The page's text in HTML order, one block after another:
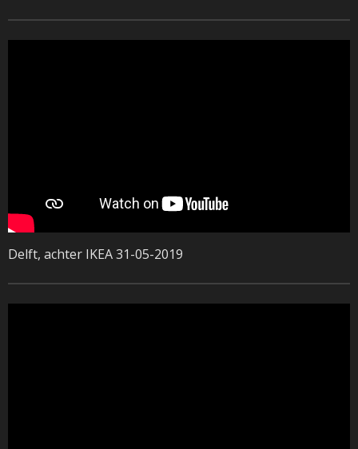
Delft, achter IKEA 31-05-2019